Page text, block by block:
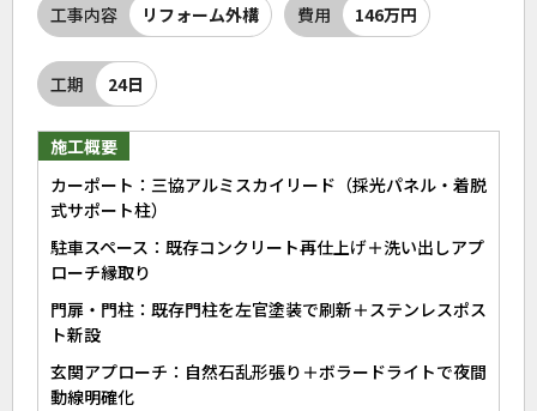
工事内容 リフォーム外構 費用 146万円
工期 24日
施工概要
カーポート：三協アルミスカイリード（採光パネル・着脱
式サポート柱）
駐車スペース：既存コンクリート再仕上げ＋洗い出しアプ
ローチ縁取り
門扉・門柱：既存門柱を左官塗装で刷新＋ステンレスポス
ト新設
玄関アプローチ：自然石乱形張り＋ボラードライトで夜間
動線明確化